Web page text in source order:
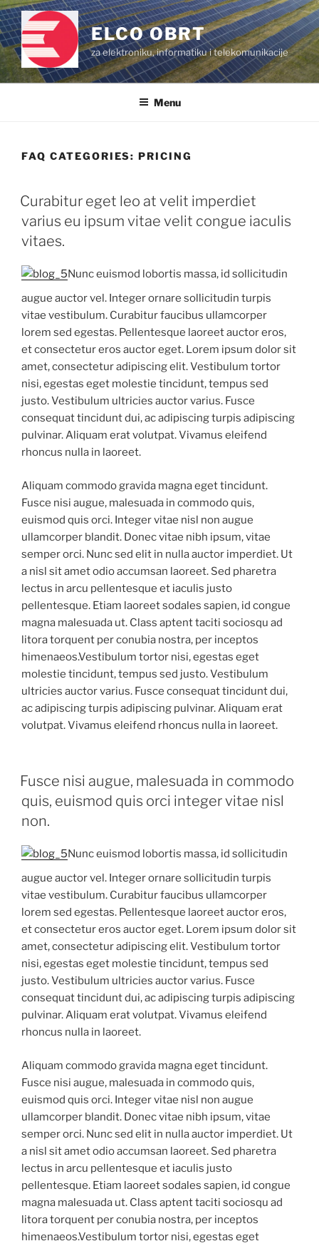
Skip
to
content
ELCO OBRT
za elektroniku, informatiku i telekomunikacije
Menu
FAQ CATEGORIES:PRICING
Curabitur eget leo at velit imperdiet
varius eu ipsum vitae velit congue iaculis
vitaes.
Nunc euismod lobortis massa, id sollicitudin
augue auctor vel. Integer ornare sollicitudin turpis
vitae vestibulum. Curabitur faucibus ullamcorper
lorem sed egestas. Pellentesque laoreet auctor eros,
et consectetur eros auctor eget. Lorem ipsum dolor sit
amet, consectetur adipiscing elit. Vestibulum tortor
nisi, egestas eget molestie tincidunt, tempus sed
justo. Vestibulum ultricies auctor varius. Fusce
consequat tincidunt dui, ac adipiscing turpis adipiscing
pulvinar. Aliquam erat volutpat. Vivamus eleifend
rhoncus nulla in laoreet.
Aliquam commodo gravida magna eget tincidunt.
Fusce nisi augue, malesuada in commodo quis,
euismod quis orci. Integer vitae nisl non augue
ullamcorper blandit. Donec vitae nibh ipsum, vitae
semper orci. Nunc sed elit in nulla auctor imperdiet. Ut
a nisl sit amet odio accumsan laoreet. Sed pharetra
lectus in arcu pellentesque et iaculis justo
pellentesque. Etiam laoreet sodales sapien, id congue
magna malesuada ut. Class aptent taciti sociosqu ad
litora torquent per conubia nostra, per inceptos
himenaeos.Vestibulum tortor nisi, egestas eget
molestie tincidunt, tempus sed justo. Vestibulum
ultricies auctor varius. Fusce consequat tincidunt dui,
ac adipiscing turpis adipiscing pulvinar. Aliquam erat
volutpat. Vivamus eleifend rhoncus nulla in laoreet.
Fusce nisi augue, malesuada in commodo
quis, euismod quis orci integer vitae nisl
non.
Nunc euismod lobortis massa, id sollicitudin
augue auctor vel. Integer ornare sollicitudin turpis
vitae vestibulum. Curabitur faucibus ullamcorper
lorem sed egestas. Pellentesque laoreet auctor eros,
et consectetur eros auctor eget. Lorem ipsum dolor sit
amet, consectetur adipiscing elit. Vestibulum tortor
nisi, egestas eget molestie tincidunt, tempus sed
justo. Vestibulum ultricies auctor varius. Fusce
consequat tincidunt dui, ac adipiscing turpis adipiscing
pulvinar. Aliquam erat volutpat. Vivamus eleifend
rhoncus nulla in laoreet.
Aliquam commodo gravida magna eget tincidunt.
Fusce nisi augue, malesuada in commodo quis,
euismod quis orci. Integer vitae nisl non augue
ullamcorper blandit. Donec vitae nibh ipsum, vitae
semper orci. Nunc sed elit in nulla auctor imperdiet. Ut
a nisl sit amet odio accumsan laoreet. Sed pharetra
lectus in arcu pellentesque et iaculis justo
pellentesque. Etiam laoreet sodales sapien, id congue
magna malesuada ut. Class aptent taciti sociosqu ad
litora torquent per conubia nostra, per inceptos
himenaeos.Vestibulum tortor nisi, egestas eget